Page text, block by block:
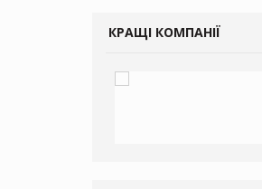
КРАЩІ КОМПАНІЇ